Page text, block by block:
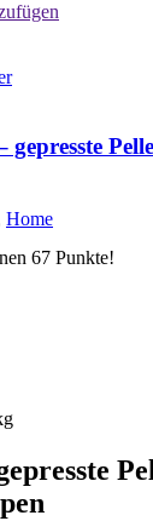
Home
67 Punkte!